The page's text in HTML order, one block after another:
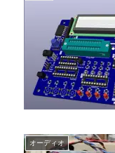
オーディオ